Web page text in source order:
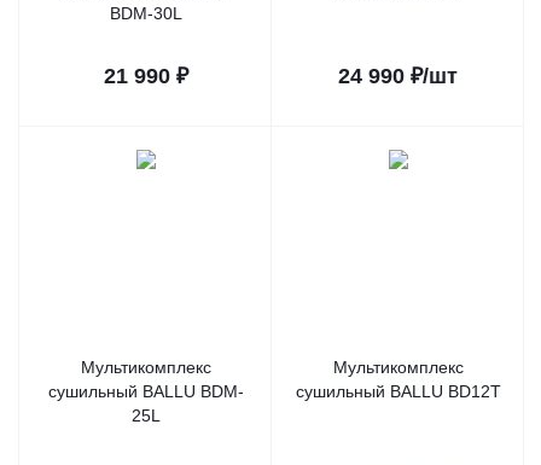
BDM-30L
21 990₽ 24 990 ₽/шт
Мультикомплекс
сушильный BALLU BDM-
25L
Мультикомплекс
сушильный BALLU BD12T